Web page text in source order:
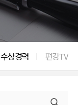
수상경력 편강TV